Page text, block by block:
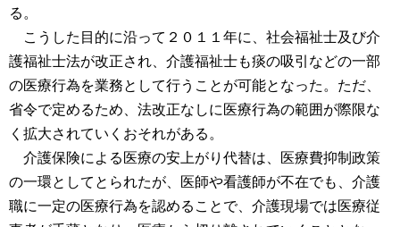
る。
こうした目的に沿って２０１１年に、社会福祉士及び介
護福祉士法が改正され、介護福祉士も痰の吸引などの一部
の医療行為を業務として行うことが可能となった。ただ、
省令で定めるため、法改正なしに医療行為の範囲が際限な
く拡大されていくおそれがある。
介護保険による医療の安上がり代替は、医療費抑制政策
の一環としてとられたが、医師や看護師が不在でも、介護
職に一定の医療行為を認めることで、介護現場では医療従